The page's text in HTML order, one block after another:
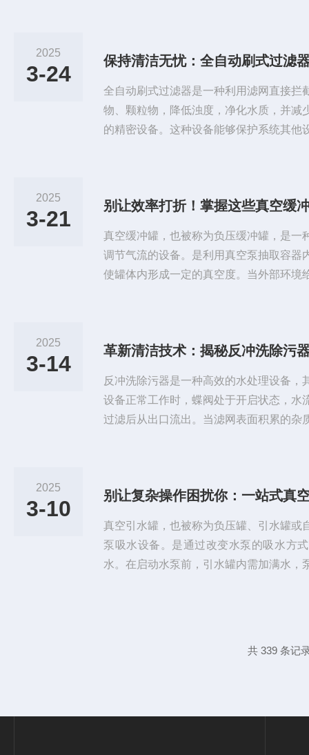
2025
3-24
保持清洁无忧：全自动刷式过滤
全自动刷式过滤器是一种利用滤网直接拦
物、颗粒物，降低浊度，净化水质，并减
的精密设备。这种设备能够保护系统其他
箱发出指令，传动电机启动，排污阀打开
2025
3-21
别让效率打折！掌握这些真空缓
真空缓冲罐，也被称为负压缓冲罐，是一
调节气流的设备。是利用真空泵抽取容器
使罐体内形成一定的真空度。当外部环境
过逆反力将多余的压力转移到罐体下方，
2025
3-14
革新清洁技术：揭秘反冲洗除污
反冲洗除污器是一种高效的水处理设备，
设备正常工作时，蝶阀处于开启状态，水
过滤后从出口流出。当滤网表面积累的杂
术特点主要体现在以下几个方面：一、
2025
3-10
别让复杂操作困扰你：一站式真
真空引水罐，也被称为负压罐、引水罐或
泵吸水设备。是通过改变水泵的吸水方
水。在启动水泵前，引水罐内需加满水，
共 339 条记